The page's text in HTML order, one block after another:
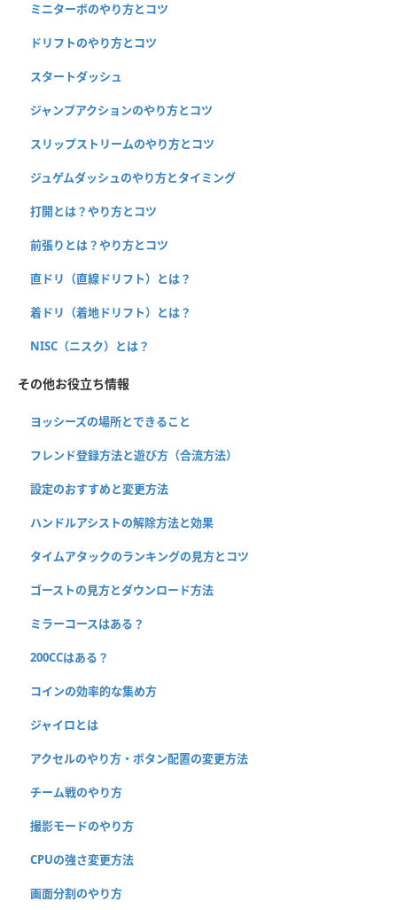
ミニターボのやり方とコツ
ドリフトのやり方とコツ
スタートダッシュ
ジャンプアクションのやり方とコツ
スリップストリームのやり方とコツ
ジュゲムダッシュのやり方とタイミング
打開とは？やり方とコツ
前張りとは？やり方とコツ
直ドリ（直線ドリフト）とは？
着ドリ（着地ドリフト）とは？
NISC（ニスク）とは？
その他お役立ち情報
ヨッシーズの場所とできること
フレンド登録方法と遊び方（合流方法）
設定のおすすめと変更方法
ハンドルアシストの解除方法と効果
タイムアタックのランキングの見方とコツ
ゴーストの見方とダウンロード方法
ミラーコースはある？
200CCはある？
コインの効率的な集め方
ジャイロとは
アクセルのやり方・ボタン配置の変更方法
チーム戦のやり方
撮影モードのやり方
CPUの強さ変更方法
画面分割のやり方